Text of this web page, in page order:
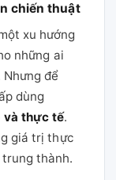
chiến thuật
xu hướng
những ai
để
dùng
và thực tế.
giá trị thực
thành.